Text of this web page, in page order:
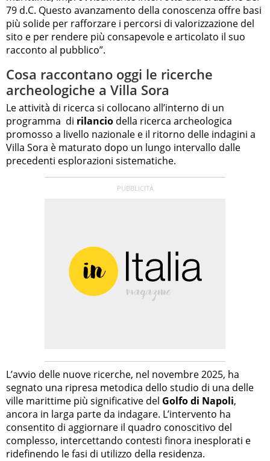
79 d.C. Questo avanzamento della conoscenza offre basi
più solide per rafforzare i percorsi di valorizzazione del
sito e per rendere più consapevole e articolato il suo
racconto al pubblico”.
Cosa raccontano oggi le ricerche
archeologiche a Villa Sora
Le attività di ricerca si collocano all’interno di un
programma di rilancio della ricerca archeologica
promosso a livello nazionale e il ritorno delle indagini a
Villa Sora è maturato dopo un lungo intervallo dalle
precedenti esplorazioni sistematiche.
L’avvio delle nuove ricerche, nel novembre 2025, ha
segnato una ripresa metodica dello studio di una delle
ville marittime più significative del Golfo di Napoli,
ancora in larga parte da indagare. L’intervento ha
consentito di aggiornare il quadro conoscitivo del
complesso, intercettando contesti finora inesplorati e
ridefinendo le fasi di utilizzo della residenza.